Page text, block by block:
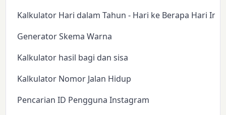
Kalkulator Hari dalam Tahun - Hari ke Berapa Hari Ini?
Generator Skema Warna
Kalkulator hasil bagi dan sisa
Kalkulator Nomor Jalan Hidup
Pencarian ID Pengguna Instagram